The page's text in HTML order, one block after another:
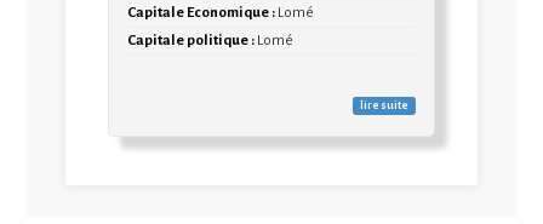
Capitale Economique : Lomé
Capitale politique : Lomé
lire suite